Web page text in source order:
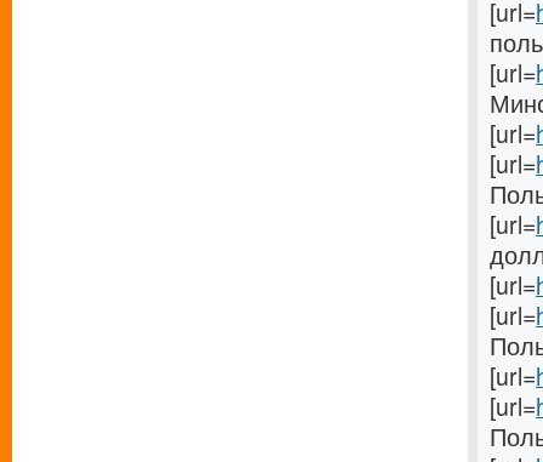
[url=
[url=
[url=
[url=
[url=
[url=
[url=
[url=
[url=